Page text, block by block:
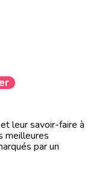
leur savoir-faire à
meilleures
par un